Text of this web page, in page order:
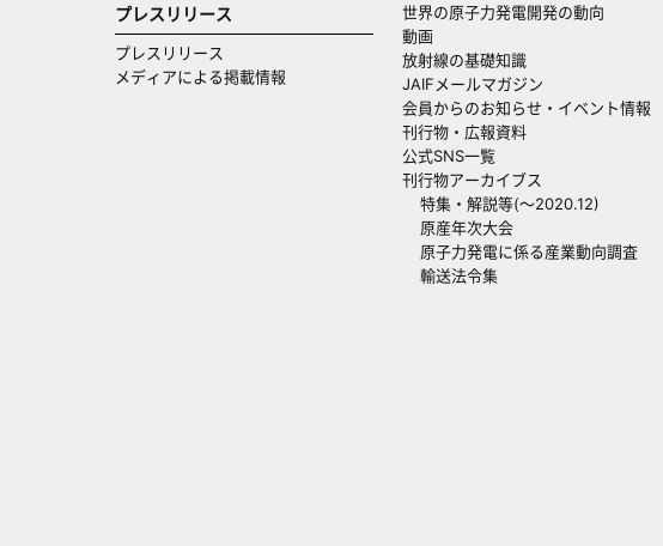
プレスリリース
プレスリリース
メディアによる掲載情報
世界の原子力発電開発の動向
動画
放射線の基礎知識
JAIFメールマガジン
会員からのお知らせ・イベント情報
刊行物・広報資料
公式SNS一覧
刊行物アーカイブス
特集・解説等(～2020.12)
原産年次大会
原子力発電に係る産業動向調査
輸送法令集